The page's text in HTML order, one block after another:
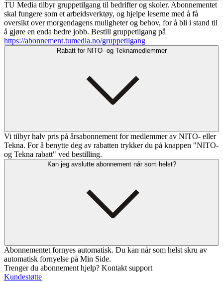
TU Media tilbyr gruppetilgang til bedrifter og skoler. Abonnementet
skal fungere som et arbeidsverktøy, og hjelpe leserne med å få
oversikt over morgendagens muligheter og behov, for å bli i stand til
å gjøre en enda bedre jobb. Bestill gruppetilgang på
https://abonnement.tumedia.no/gruppetilgang
Rabatt for NITO- og Teknamedlemmer
Vi tilbyr halv pris på årsabonnement for medlemmer av NITO- eller
Tekna. For å benytte deg av rabatten trykker du på knappen "NITO-
og Tekna rabatt" ved bestilling.
Kan jeg avslutte abonnement når som helst?
Abonnementet fornyes automatisk. Du kan når som helst skru av
automatisk fornyelse på Min Side.
Trenger du abonnement hjelp? Kontakt support
Kundestøtte